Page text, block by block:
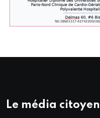
Le média citoyen